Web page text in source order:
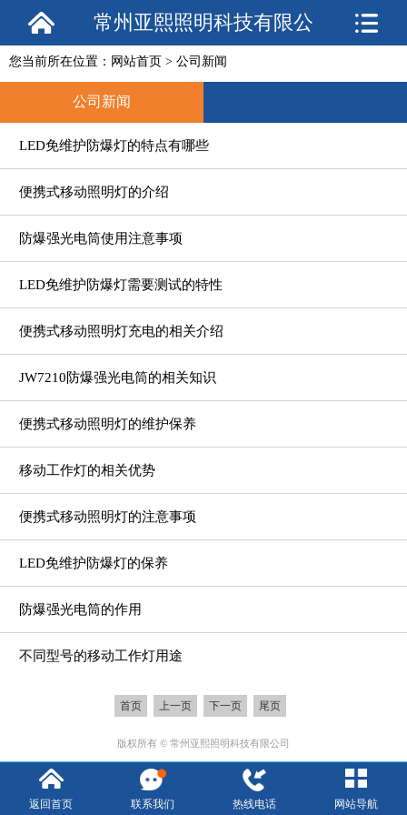
常州亚熙照明科技有限公
司
您当前所在位置： 网站首页 > 公司新闻
公司新闻
LED免维护防爆灯的特点有哪些
便携式移动照明灯的介绍
防爆强光电筒使用注意事项
LED免维护防爆灯需要测试的特性
便携式移动照明灯充电的相关介绍
JW7210防爆强光电筒的相关知识
便携式移动照明灯的维护保养
移动工作灯的相关优势
便携式移动照明灯的注意事项
LED免维护防爆灯的保养
防爆强光电筒的作用
不同型号的移动工作灯用途
首页 上一页 下一页 尾页
版权所有 © 常州亚熙照明科技有限公司
返回首页 联系我们 热线电话 网站导航